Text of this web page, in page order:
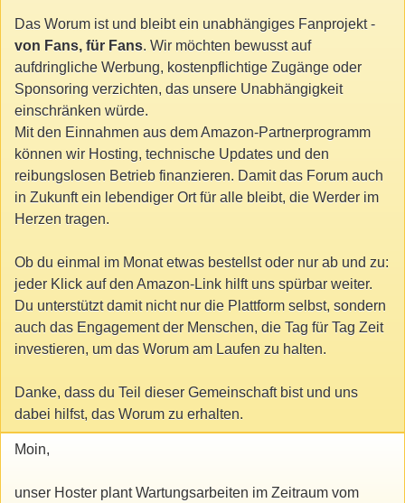
Das Worum ist und bleibt ein unabhängiges Fanprojekt -
von Fans, für Fans. Wir möchten bewusst auf
aufdringliche Werbung, kostenpflichtige Zugänge oder
Sponsoring verzichten, das unsere Unabhängigkeit
einschränken würde.
Mit den Einnahmen aus dem Amazon-Partnerprogramm
können wir Hosting, technische Updates und den
reibungslosen Betrieb finanzieren. Damit das Forum auch
in Zukunft ein lebendiger Ort für alle bleibt, die Werder im
Herzen tragen.
Ob du einmal im Monat etwas bestellst oder nur ab und zu:
jeder Klick auf den Amazon-Link hilft uns spürbar weiter.
Du unterstützt damit nicht nur die Plattform selbst, sondern
auch das Engagement der Menschen, die Tag für Tag Zeit
investieren, um das Worum am Laufen zu halten.
Danke, dass du Teil dieser Gemeinschaft bist und uns
dabei hilfst, das Worum zu erhalten.
Moin,
unser Hoster plant Wartungsarbeiten im Zeitraum vom